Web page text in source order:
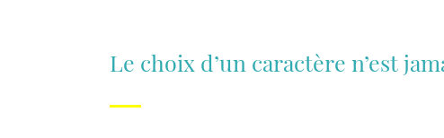
Le choix d’un caractère n’est